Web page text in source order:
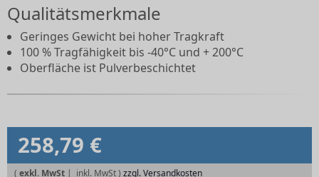
Qualitätsmerkmale
Geringes Gewicht bei hoher Tragkraft
100 % Tragfähigkeit bis -40°C und + 200°C
Oberfläche ist Pulverbeschichtet
258,79 €
( exkl. MwSt | zzgl. Versandkosten